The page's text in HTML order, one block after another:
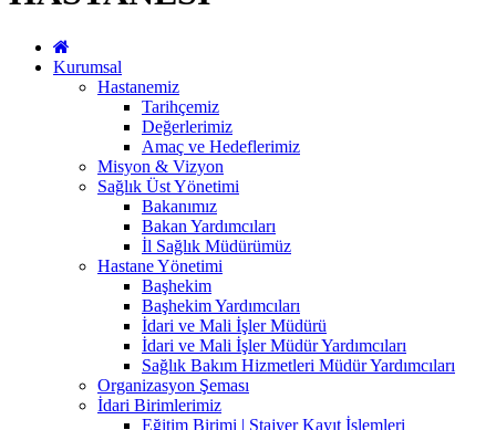
Kurumsal
Hastanemiz
Tarihçemiz
Değerlerimiz
Amaç ve Hedeflerimiz
Misyon & Vizyon
Sağlık Üst Yönetimi
Bakanımız
Bakan Yardımcıları
İl Sağlık Müdürümüz
Hastane Yönetimi
Başhekim
Başhekim Yardımcıları
İdari ve Mali İşler Müdürü
İdari ve Mali İşler Müdür Yardımcıları
Sağlık Bakım Hizmetleri Müdür Yardımcıları
Organizasyon Şeması
İdari Birimlerimiz
Eğitim Birimi | Stajyer Kayıt İşlemleri